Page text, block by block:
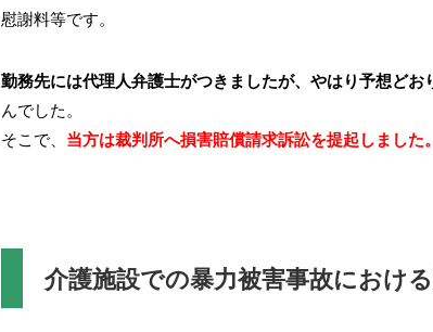
慰謝料等です。
勤務先には代理人弁護士がつきましたが、やはり予想ど
んでした。
そこで、 当方は裁判所へ損害賠償請求訴訟を提起しました。
介護施設での暴力被害事故におけ